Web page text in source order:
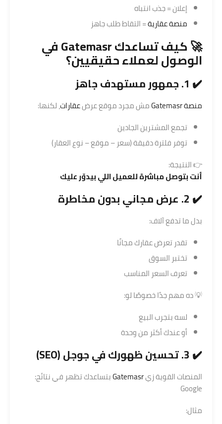
إعلان = جذب انتباه
منصة عقارية= التقاط طلب جاهز
🚀 كيف تساعدكGatemasrفي
الوصول لعملاء حقيقيين؟
✔️ 1. جمهور مستهدف جاهز
منصة Gatemasr مش مجرد موقع عرضعقارات، لكنها:
تجمع المشترين الجادين
توفر فلترة دقيقة (سعر – موقع – نوع العقار)
👉 النتيجة:
أنت بتوصل مباشرة للعميل اللي بيدوّر عليك
✔️ 2. عرض مجاني بدون مخاطرة
بدل ما تدفع آلاف:
تقدر تعرض عقارك مجانًا
تختبر السوق
تعرف السعر المناسب
💡 ده مهم جدًا خصوصًا لو:
لسه بتجرب البيع
أو عندك أكثر من وحدة
✔️ 3. تحسين ظهورك في جوجل (SEO)
المنصات القوية زيGatemasrبتساعدك تظهر في نتائج:
Google
مثال: